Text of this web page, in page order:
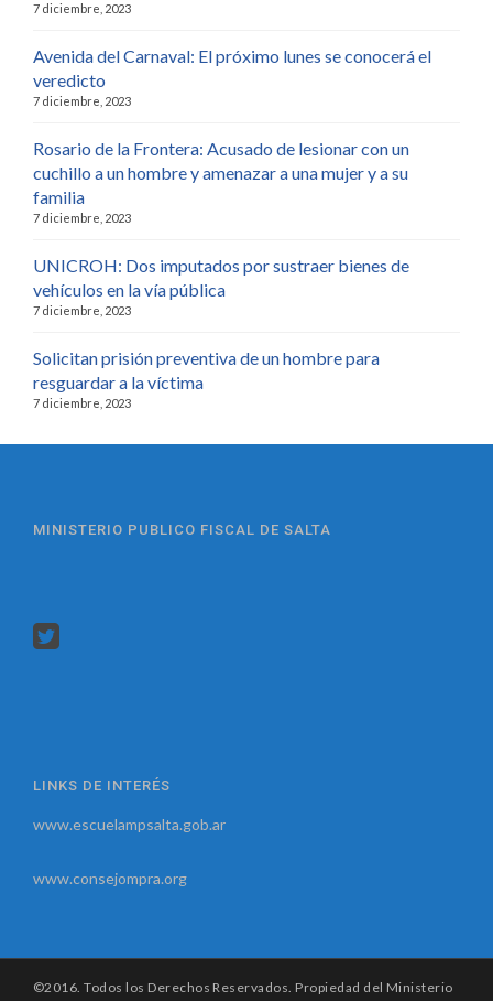
7 diciembre, 2023
Avenida del Carnaval: El próximo lunes se conocerá el
veredicto
7 diciembre, 2023
Rosario de la Frontera: Acusado de lesionar con un
cuchillo a un hombre y amenazar a una mujer y a su
familia
7 diciembre, 2023
UNICROH: Dos imputados por sustraer bienes de
vehículos en la vía pública
7 diciembre, 2023
Solicitan prisión preventiva de un hombre para
resguardar a la víctima
7 diciembre, 2023
MINISTERIO PUBLICO FISCAL DE SALTA
LINKS DE INTERÉS
www.escuelampsalta.gob.ar
www.consejompra.org
©2016. Todos los Derechos Reservados. Propiedad del Ministerio